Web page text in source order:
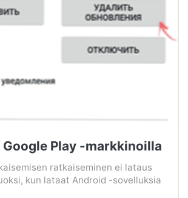
Play -markkinoilla
ratkaiseminen ei lataus
kun lataat Android -sovelluksia